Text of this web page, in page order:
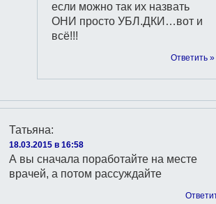
если можно так их назвать
ОНИ просто УБЛ.ДКИ…вот и
всё!!!
Ответить »
Татьяна:
18.03.2015 в 16:58
А вы сначала поработайте на месте
врачей, а потом рассуждайте